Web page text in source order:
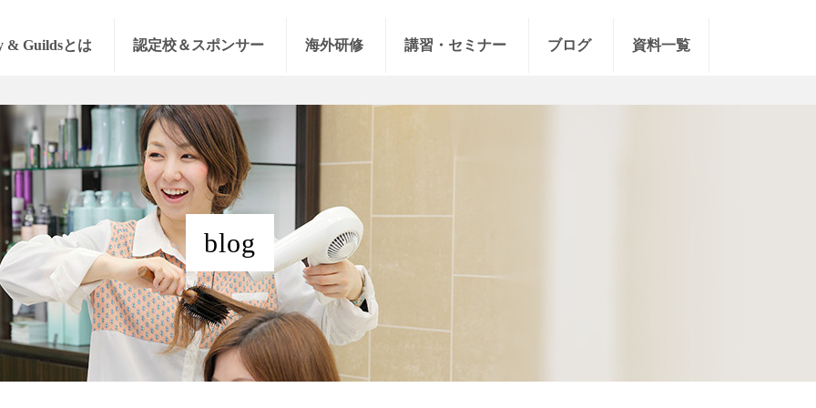
& Guildsとは 認定校＆スポンサー 海外研修 講習・セミナー ブログ 資料一覧
blog